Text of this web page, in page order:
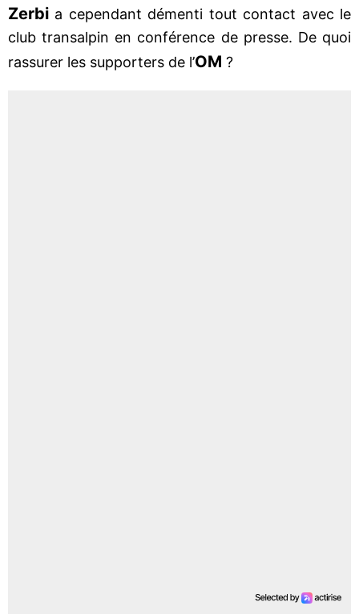
Zerbi a cependant démenti tout contact avec le
club transalpin en conférence de presse. De quoi
rassurer les supporters de l’OM ?